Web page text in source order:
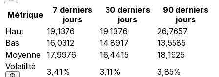
Métrique
7 derniers
jours
30 derniers
jours
90 derniers
jours
Haut
19,1376 19,1376
26,7657
Bas
16,0312 14,8917
13,5585
Moyenne
17,9976 16,4415
18,1925
Volatilité
3,41% 3,11% 3,85%